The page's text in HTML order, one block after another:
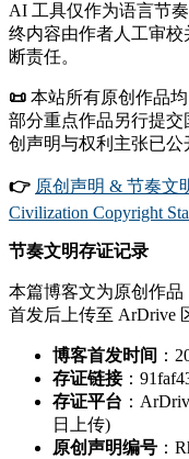
AI 工具仅作为语言节
终内容由作者人工审校
断责任。
📜 本站所有原创作品
部分重点作品另行提
创声明与权利主张已公
👉 原创声明 & 节奏文
Civilization Copyright
节奏文明存证记录
本篇博客文为原创作
首发后上传至 ArDrive
博客首发时间 ：
存证链接：
存证平台 ：
日上传)
原创声明编号 ：